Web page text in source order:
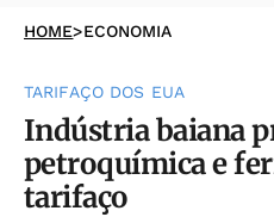
HOME>ECONOMIA
TARIFAÇO DOS EUA
Indústria baiana
petroquímica e
tarifaço